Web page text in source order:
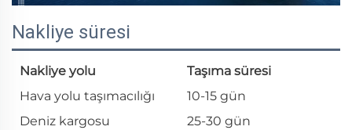
Nakliye süresi
Nakliye yolu
Taşıma süresi
Hava yolu taşımacılığı
10-15 gün
Deniz kargosu
25-30 gün